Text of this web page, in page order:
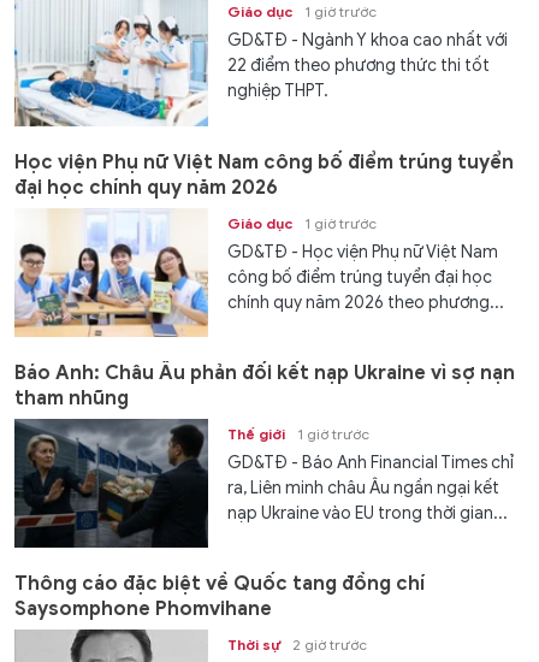
Giáo dục 1 giờ trước
GD&TĐ - Ngành Y khoa cao nhất với
22 điểm theo phương thức thi tốt
nghiệp THPT.
Học viện Phụ nữ Việt Nam công bố điểm trúng tuyển
đại học chính quy năm 2026
Giáo dục 1 giờ trước
GD&TĐ - Học viện Phụ nữ Việt Nam
công bố điểm trúng tuyển đại học
chính quy năm 2026 theo phương...
Báo Anh: Châu Âu phản đối kết nạp Ukraine vì sợ nạn
tham nhũng
Thế giới 1 giờ trước
GD&TĐ - Báo Anh Financial Times chỉ
ra, Liên minh châu Âu ngần ngại kết
nạp Ukraine vào EU trong thời gian...
Thông cáo đặc biệt về Quốc tang đồng chí
Saysomphone Phomvihane
Thời sự 2 giờ trước